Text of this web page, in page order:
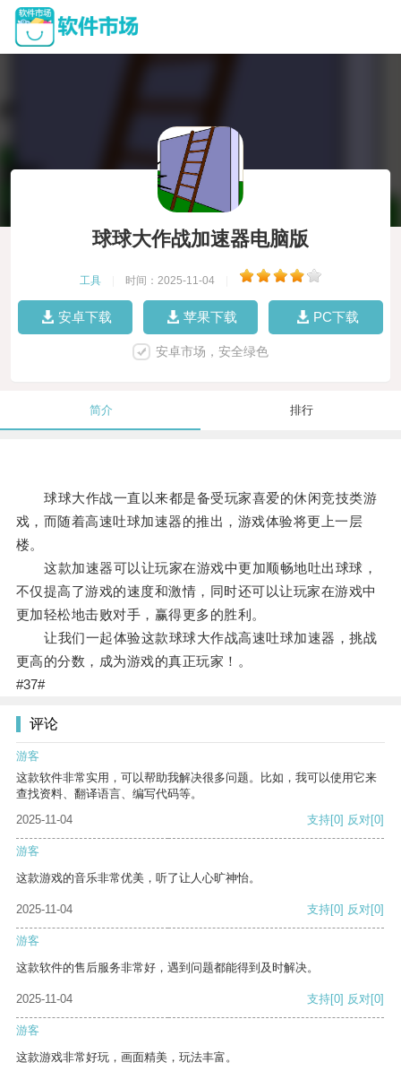
球球大作战加速器电脑版
工具 时间：2025-11-04
安卓下载 苹果下载 PC下载
安卓市场，安全绿色
简介 排行
球球大作战一直以来都是备受玩家喜爱的休闲竞技类游
戏，而随着高速吐球加速器的推出，游戏体验将更上一层
楼。
这款加速器可以让玩家在游戏中更加顺畅地吐出球球，
不仅提高了游戏的速度和激情，同时还可以让玩家在游戏中
更加轻松地击败对手，赢得更多的胜利。
让我们一起体验这款球球大作战高速吐球加速器，挑战
更高的分数，成为游戏的真正玩家！。
#37#
评论
游客
这款软件非常实用，可以帮助我解决很多问题。比如，我可以使用它来
查找资料、翻译语言、编写代码等。
2025-11-04
支持[0] 反对[0]
游客
这款游戏的音乐非常优美，听了让人心旷神怡。
2025-11-04 支持[0] 反对[0]
游客
这款软件的售后服务非常好，遇到问题都能得到及时解决。
2025-11-04 支持[0] 反对[0]
游客
这款游戏非常好玩，画面精美，玩法丰富。